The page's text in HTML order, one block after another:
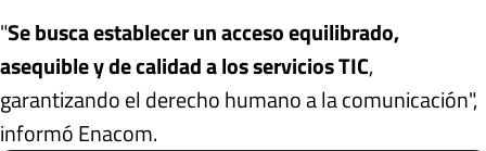
"Se busca establecer un acceso equilibrado,
asequible y de calidad a los servicios TIC,
garantizando el derecho humano a la comunicación",
informó Enacom.